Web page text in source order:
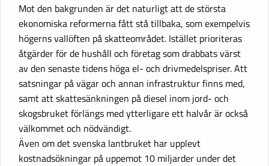
Mot den bakgrunden är det naturligt att de största
ekonomiska reformerna fått stå tillbaka, som exempelvis
högerns vallöften på skatteområdet. Istället prioriteras
åtgärder för de hushåll och företag som drabbats värst
av den senaste tidens höga el- och drivmedelspriser. Att
satsningar på vägar och annan infrastruktur finns med,
samt att skattesänkningen på diesel inom jord- och
skogsbruket förlängs med ytterligare ett halvår är också
välkommet och nödvändigt.
Även om det svenska lantbruket har upplevt
kostnadsökningar på uppemot 10 miljarder under det